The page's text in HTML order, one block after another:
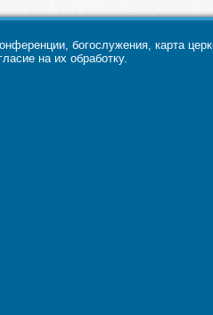
богослужения, карта
на их обработку.